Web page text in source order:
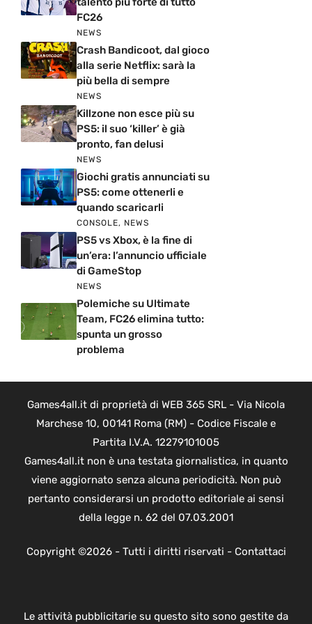
FC26
NEWS
Crash Bandicoot, dal gioco
alla serie Netflix: sarà la
più bella di sempre
NEWS
Killzone non esce più su
PS5: il suo ‘killer’ è già
pronto, fan delusi
NEWS
Giochi gratis annunciati su
PS5: come ottenerli e
quando scaricarli
CONSOLE, NEWS
PS5 vs Xbox, è la fine di
un’era: l’annuncio ufficiale
di GameStop
NEWS
Polemiche su Ultimate
Team, FC26 elimina tutto:
spunta un grosso
problema
Games4all.it di proprietà di WEB 365 SRL - Via Nicola
Marchese 10, 00141 Roma (RM) - Codice Fiscale e
Partita I.V.A. 12279101005
Games4all.it non è una testata giornalistica, in quanto
viene aggiornato senza alcuna periodicità. Non può
pertanto considerarsi un prodotto editoriale ai sensi
della legge n. 62 del 07.03.2001
Copyright ©2026 - Tutti i diritti riservati - Contattaci
Le attività pubblicitarie su questo sito sono gestite da